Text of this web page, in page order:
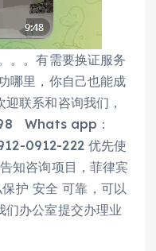
。。有需要换证服务
哪里，你自己也能成
联系和咨询我们，
Whats app：
0912-222 优先使
知咨询项目，菲律宾
护 安全 可靠，可以
们办公室提交办理业